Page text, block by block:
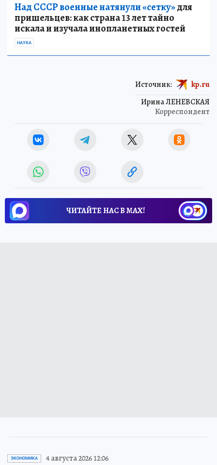
Над СССР военные натянули «сетку»для
пришельцев: как страна 13 лет тайно
искала и изучала инопланетных гостей
НАУКА
Ирина ЛЕНЕВСКАЯ
Корреспондент
Источник: kp.ru
ЧИТАЙТЕ НАС В МАХ!
ЭКОНОМИКА 4 августа 2026 12:06